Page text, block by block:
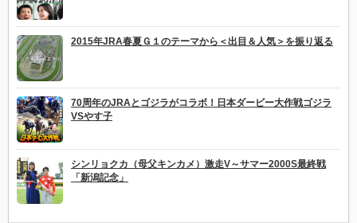
2015年JRA春夏Ｇ１のテーマから＜出目＆人気＞を振り返る
70周年のJRAとゴジラがコラボ！日本ダービー大作戦ゴジラ
VSやす子
シンリョクカ（母父キンカメ）激走V～サマー2000S最終戦
「新潟記念」